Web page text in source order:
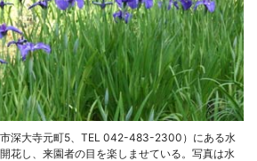
深大寺元町5、TEL 042-483-2300）にある水
花し、来園者の目を楽しませている。写真は水